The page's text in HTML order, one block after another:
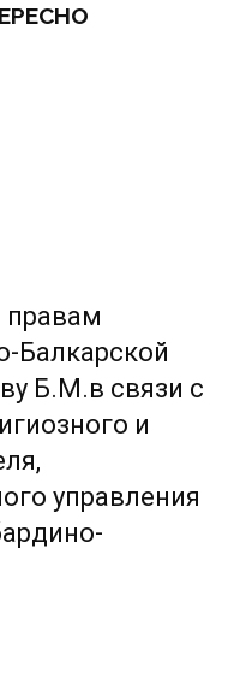
Балкарской
Б.М.в связи с
и
управления